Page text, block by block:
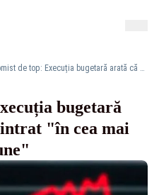
Economist de top: Execuția bugetară arată că România a intrat "în cea mai rea formă de recesiune"
bugetară
"în cea mai